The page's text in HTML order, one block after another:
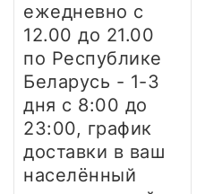
ежедневно с
12.00 до 21.00
по Республике
Беларусь - 1-3
дня с 8:00 до
23:00, график
доставки в ваш
населённый